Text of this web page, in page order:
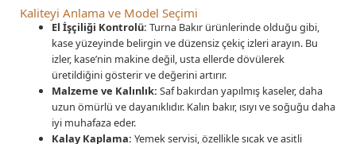
Kaliteyi Anlama ve Model Seçimi
El İşçiliği Kontrolü: Turna Bakır ürünlerinde olduğu gibi,
kase yüzeyinde belirgin ve düzensiz çekiç izleri arayın. Bu
izler, kase’nin makine değil, usta ellerde dövülerek
üretildiğini gösterir ve değerini artırır.
Malzeme ve Kalınlık: Saf bakırdan yapılmış kaseler, daha
uzun ömürlü ve dayanıklıdır. Kalın bakır, ısıyı ve soğuğu daha
iyi muhafaza eder.
Kalay Kaplama: Yemek servisi, özellikle sıcak ve asitli